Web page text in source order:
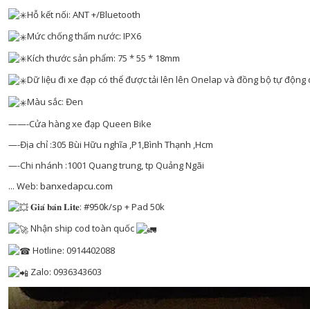
Hỗ kết nối: ANT +/Bluetooth
Mức chống thấm nước: IPX6
Kích thước sản phẩm: 75 * 55 * 18mm
Dữ liệu đi xe đạp có thể được tải lên lên Onelap và đồng bộ tự
Màu sắc: Đen
——-Cửa hàng xe đạp Queen Bike
—-Địa chỉ :305 Bùi Hữu nghĩa ,P1,Bình Thạnh ,Hcm
—-Chi nhánh :1001 Quang trung, tp Quảng Ngãi
... Web: banxedapcu.com
𝐆𝐢𝐚́ 𝐛𝐚̉𝐧 𝐋𝐢𝐭𝐞: #950k/sp + Pad 50k
Nhận ship cod toàn quốc
Hotline: 0914402088
Zalo: 0936343603